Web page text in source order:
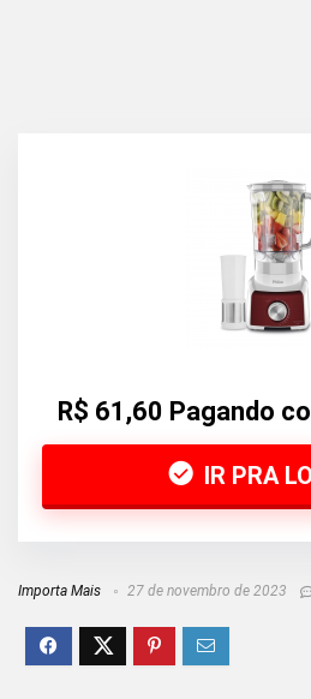
R$ 61,60 Pagando
IR PRA
Importa Mais 27 de novembro de 2023